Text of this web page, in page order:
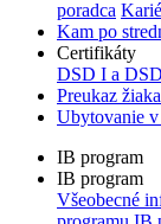
poradca
Kam po
Certifikáty
DSD I a
Preukaz
Ubytovanie
IB program
IB program
Všeobecné